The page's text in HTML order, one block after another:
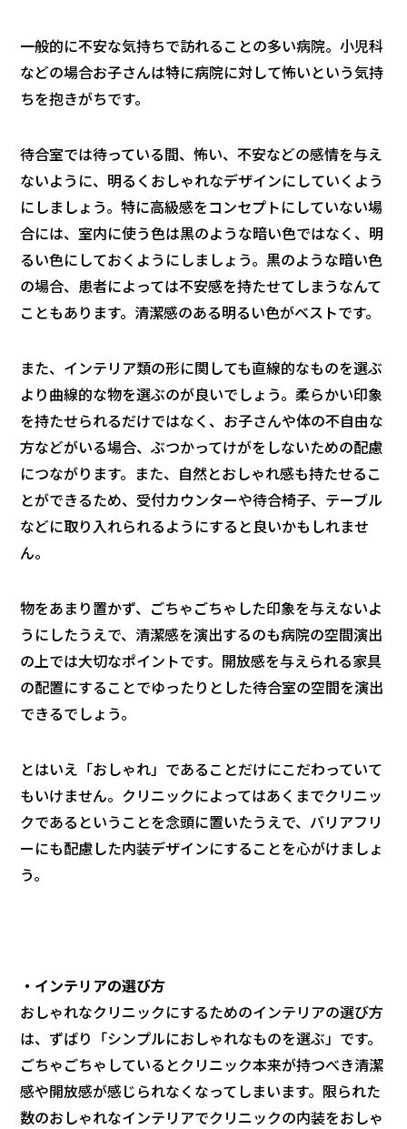
一般的に不安な気持ちで訪れることの多い病院。小児科
などの場合お子さんは特に病院に対して怖いという気持
ちを抱きがちです。
待合室では待っている間、怖い、不安などの感情を与え
ないように、明るくおしゃれなデザインにしていくよう
にしましょう。特に高級感をコンセプトにしていない場
合には、室内に使う色は黒のような暗い色ではなく、明
るい色にしておくようにしましょう。黒のような暗い色
の場合、患者によっては不安感を持たせてしまうなんて
こともあります。清潔感のある明るい色がベストです。
また、インテリア類の形に関しても直線的なものを選ぶ
より曲線的な物を選ぶのが良いでしょう。柔らかい印象
を持たせられるだけではなく、お子さんや体の不自由な
方などがいる場合、ぶつかってけがをしないための配慮
につながります。また、自然とおしゃれ感も持たせるこ
とができるため、受付カウンターや待合椅子、テーブル
などに取り入れられるようにすると良いかもしれませ
ん。
物をあまり置かず、ごちゃごちゃした印象を与えないよ
うにしたうえで、清潔感を演出するのも病院の空間演出
の上では大切なポイントです。開放感を与えられる家具
の配置にすることでゆったりとした待合室の空間を演出
できるでしょう。
とはいえ「おしゃれ」であることだけにこだわっていて
もいけません。クリニックによってはあくまでクリニッ
クであるということを念頭に置いたうえで、バリアフリ
ーにも配慮した内装デザインにすることを心がけましょ
う。
・インテリアの選び方
おしゃれなクリニックにするためのインテリアの選び方
は、ずばり「シンプルにおしゃれなものを選ぶ」です。
ごちゃごちゃしているとクリニック本来が持つべき清潔
感や開放感が感じられなくなってしまいます。限られた
数のおしゃれなインテリアでクリニックの内装をおしゃ